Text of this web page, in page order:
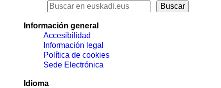
Información general
Accesibilidad
Información legal
Política de cookies
Sede Electrónica
Idioma